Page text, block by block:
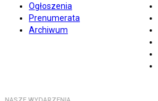
Ogłoszenia
Prenumerata
Archiwum